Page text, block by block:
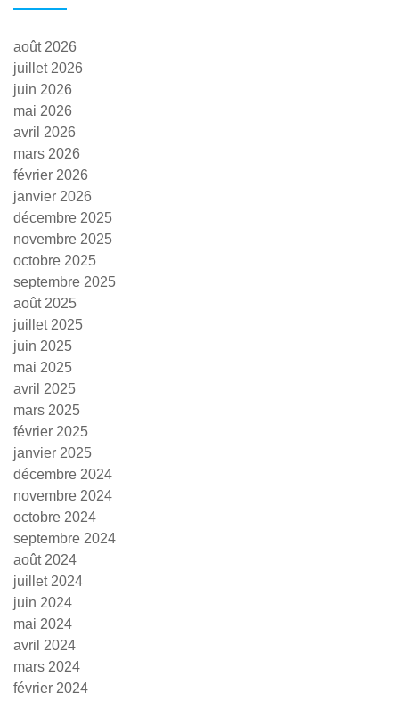
août 2026
juillet 2026
juin 2026
mai 2026
avril 2026
mars 2026
février 2026
janvier 2026
décembre 2025
novembre 2025
octobre 2025
septembre 2025
août 2025
juillet 2025
juin 2025
mai 2025
avril 2025
mars 2025
février 2025
janvier 2025
décembre 2024
novembre 2024
octobre 2024
septembre 2024
août 2024
juillet 2024
juin 2024
mai 2024
avril 2024
mars 2024
février 2024